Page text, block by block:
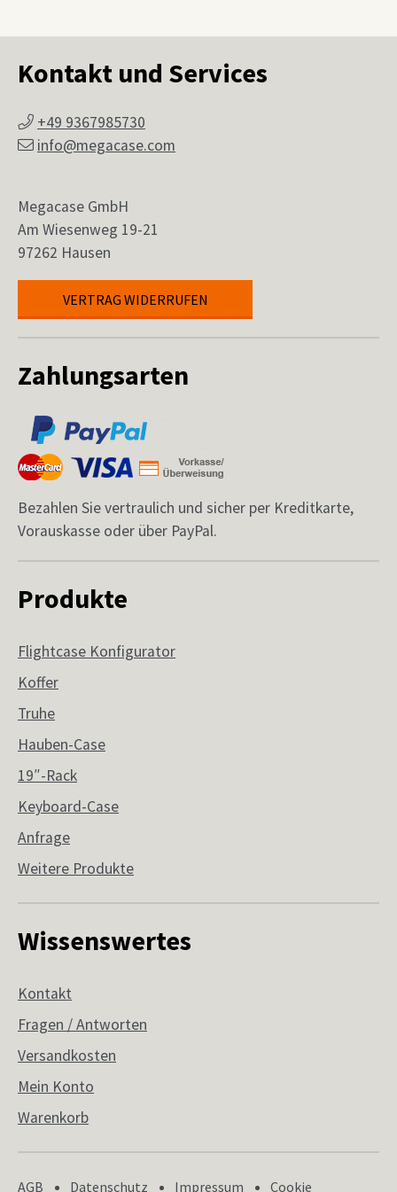
Zahlungsarten
Bezahlen Sie vertraulich und sicher per Kreditkarte,
Vorauskasse oder über PayPal.
Produkte
Flightcase Konfigurator
Koffer
Truhe
Hauben-Case
19″-Rack
Keyboard-Case
Anfrage
Weitere Produkte
Wissenswertes
Kontakt
Fragen / Antworten
Versandkosten
Mein Konto
Warenkorb
Kontakt und Services
+49 9367985730
info@megacase.com
Megacase GmbH
Am Wiesenweg 19-21
97262 Hausen
VERTRAG WIDERRUFEN
AGB Datenschutz Impressum Cookie